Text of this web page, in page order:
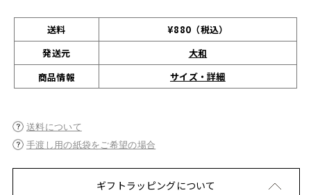
送料
¥880（税込）
発送元
大和
商品情報
サイズ・詳細
送料について
手渡し用の紙袋をご希望の場合
ギフトラッピングについて